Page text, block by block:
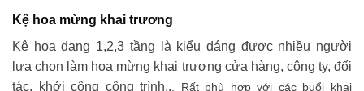
Kệ hoa mừng khai trương
Kệ hoa dạng 1,2,3 tầng là kiểu dáng được nhiều người
lựa chọn làm hoa mừng khai trương cửa hàng, công ty, đối
tác, khởi công công trình.. . Rất phù hợp với các buổi khai